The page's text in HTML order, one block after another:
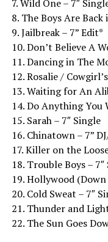
7. Wild One – 7″
8. The Boys Are
9. Jailbreak – 7” Edit*
10. Don’t Believe A
11. Dancing in The
12. Rosalie /
13. Waiting for An
14. Do Anything You
15. Sarah – 7″ Single
16. Chinatown – 7”
17. Killer on the
18. Trouble Boys – 7″
19. Hollywood
20. Cold Sweat – 7″
21. Thunder and
22. The Sun Goes